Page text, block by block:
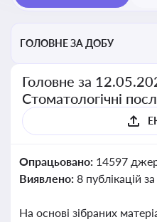
ГОЛОВНЕ ЗА ДОБУ
Головне за
Стоматологічні
Опрацьовано: 14597
Виявлено: 8 публікацій
На основі зібраних